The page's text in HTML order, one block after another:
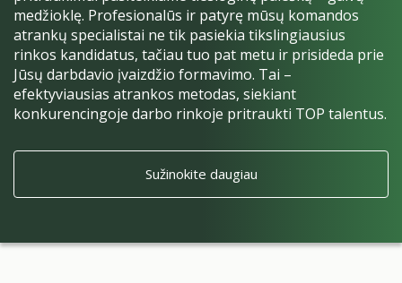
medžioklę. Profesionalūs ir patyrę mūsų komandos
atrankų specialistai ne tik pasiekia tikslingiausius
rinkos kandidatus, tačiau tuo pat metu ir prisideda prie
Jūsų darbdavio įvaizdžio formavimo. Tai –
efektyviausias atrankos metodas, siekiant
konkurencingoje darbo rinkoje pritraukti TOP talentus.
Sužinokite daugiau